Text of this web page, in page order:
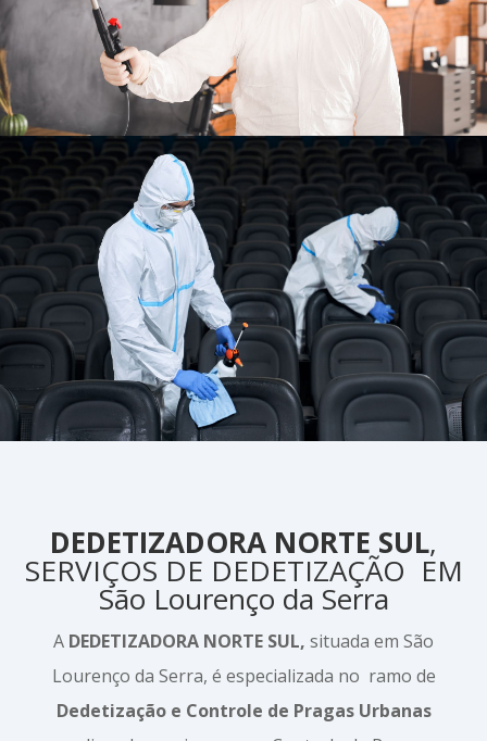
DEDETIZADORA NORTE SUL,
SERVIÇOS DE DEDETIZAÇÃO EM
São Lourenço da Serra
A DEDETIZADORA NORTE SUL, situada em São
Lourenço da Serra, é especializada no ramo de
Dedetização e Controle de Pragas Urbanas